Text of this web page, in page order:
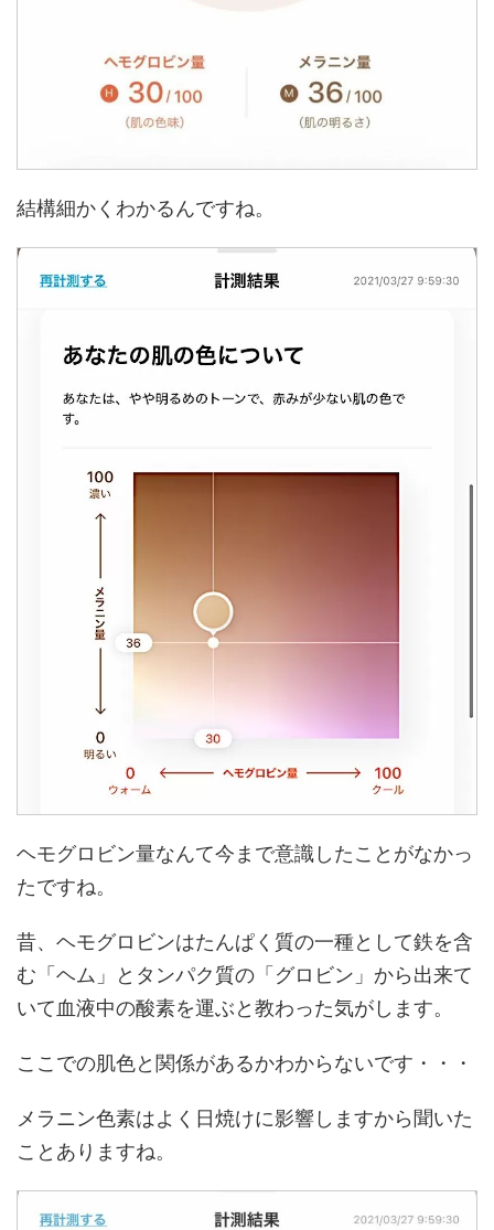
結構細かくわかるんですね。
ヘモグロビン量なんて今まで意識したことがなかっ
たですね。
昔、ヘモグロビンはたんぱく質の一種として鉄を含
む「ヘム」とタンパク質の「グロビン」から出来て
いて血液中の酸素を運ぶと教わった気がします。
ここでの肌色と関係があるかわからないです・・・
メラニン色素はよく日焼けに影響しますから聞いた
ことありますね。